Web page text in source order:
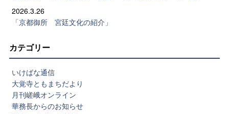
2026.3.26
「京都御所 宮廷文化の紹介」
カテゴリー
いけばな通信
大覚寺ともまちだより
月刊嵯峨オンライン
華務長からのお知らせ